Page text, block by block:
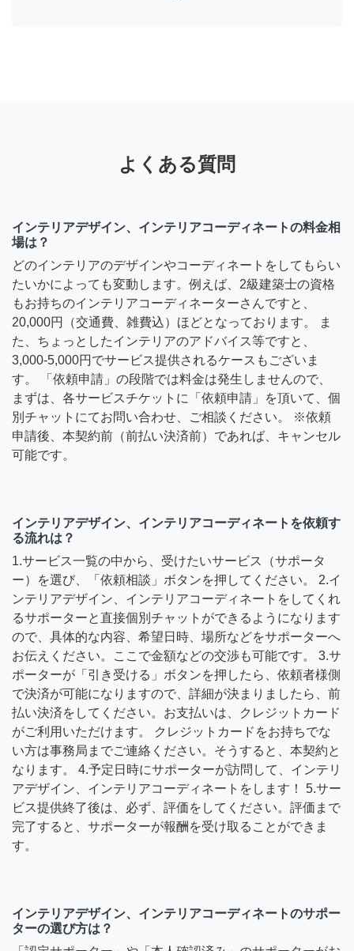
よくある質問
インテリアデザイン、インテリアコーディネートの料金相
場は？
どのインテリアのデザインやコーディネートをしてもらい
たいかによっても変動します。例えば、2級建築士の資格
もお持ちのインテリアコーディネーターさんですと、
20,000円（交通費、雑費込）ほどとなっております。 ま
た、ちょっとしたインテリアのアドバイス等ですと、
3,000-5,000円でサービス提供されるケースもございま
す。 「依頼申請」の段階では料金は発生しませんので、
まずは、各サービスチケットに「依頼申請」を頂いて、個
別チャットにてお問い合わせ、ご相談ください。 ※依頼
申請後、本契約前（前払い決済前）であれば、キャンセル
可能です。
インテリアデザイン、インテリアコーディネートを依頼す
る流れは？
1.サービス一覧の中から、受けたいサービス（サポータ
ー）を選び、「依頼相談」ボタンを押してください。 2.イ
ンテリアデザイン、インテリアコーディネートをしてくれ
るサポーターと直接個別チャットができるようになります
ので、具体的な内容、希望日時、場所などをサポーターへ
お伝えください。ここで金額などの交渉も可能です。 3.サ
ポーターが「引き受ける」ボタンを押したら、依頼者様側
で決済が可能になりますので、詳細が決まりましたら、前
払い決済をしてください。お支払いは、クレジットカード
がご利用いただけます。 クレジットカードをお持ちでな
い方は事務局までご連絡ください。そうすると、本契約と
なります。 4.予定日時にサポーターが訪問して、インテリ
アデザイン、インテリアコーディネートをします！ 5.サー
ビス提供終了後は、必ず、評価をしてください。評価まで
完了すると、サポーターが報酬を受け取ることができま
す。
インテリアデザイン、インテリアコーディネートのサポー
ターの選び方は？